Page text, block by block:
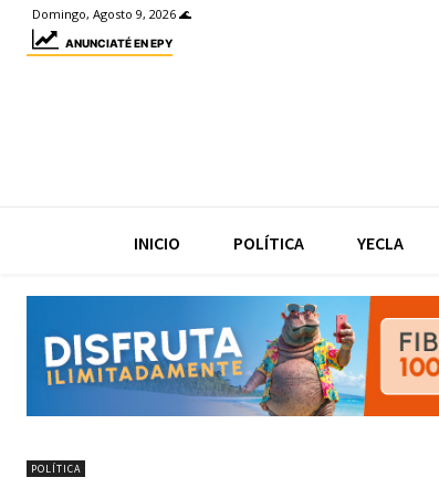
Domingo, Agosto 9, 2026 🌊
ANUNCIATÉ EN EPY
INICIO POLÍTICA YECLA
POLÍTICA